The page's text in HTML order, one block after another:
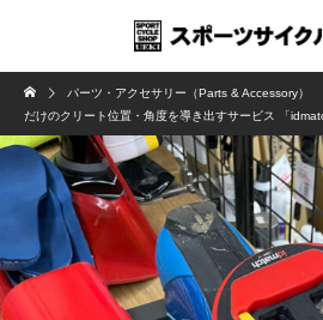
パーツ・アクセサリー（Parts & Accessory）
だけのクリート位置・角度を導き出すサービス 「